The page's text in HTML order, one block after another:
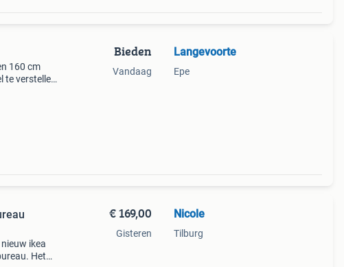
160 cm
te verstellen
Bieden
Vandaag
Langevoorte
Epe
ikea
Het
€ 169,00
Gisteren
Nicole
Tilburg